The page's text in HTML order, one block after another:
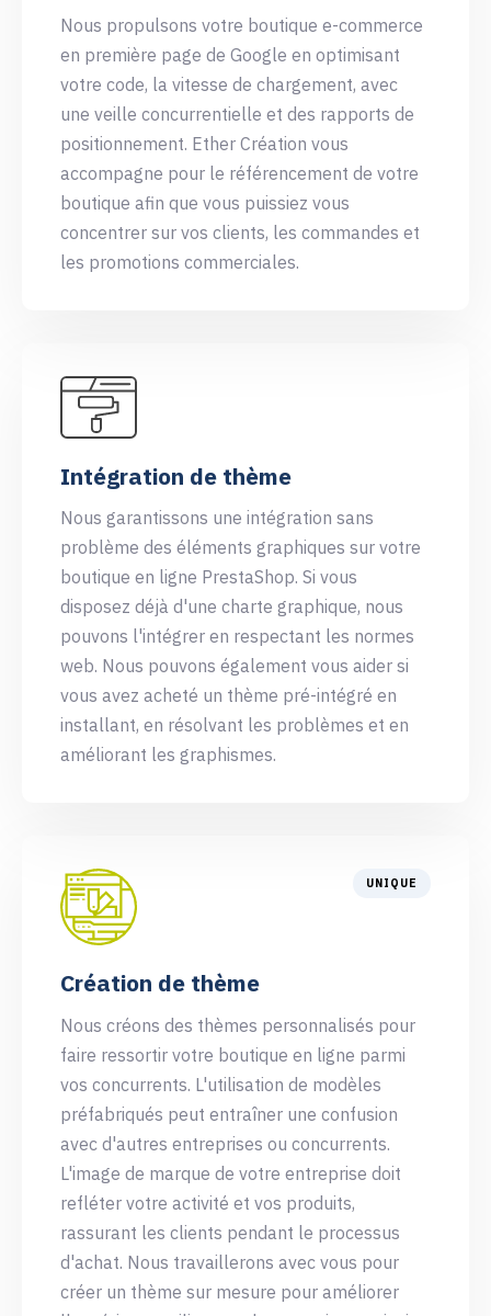
Nous propulsons votre boutique e-commerce
en première page de Google en optimisant
votre code, la vitesse de chargement, avec
une veille concurrentielle et des rapports de
positionnement. Ether Création vous
accompagne pour le référencement de votre
boutique afin que vous puissiez vous
concentrer sur vos clients, les commandes et
les promotions commerciales.
Intégration de thème
Nous garantissons une intégration sans
problème des éléments graphiques sur votre
boutique en ligne PrestaShop. Si vous
disposez déjà d'une charte graphique, nous
pouvons l'intégrer en respectant les normes
web. Nous pouvons également vous aider si
vous avez acheté un thème pré-intégré en
installant, en résolvant les problèmes et en
améliorant les graphismes.
UNIQUE
Création de thème
Nous créons des thèmes personnalisés pour
faire ressortir votre boutique en ligne parmi
vos concurrents. L'utilisation de modèles
préfabriqués peut entraîner une confusion
avec d'autres entreprises ou concurrents.
L'image de marque de votre entreprise doit
refléter votre activité et vos produits,
rassurant les clients pendant le processus
d'achat. Nous travaillerons avec vous pour
créer un thème sur mesure pour améliorer